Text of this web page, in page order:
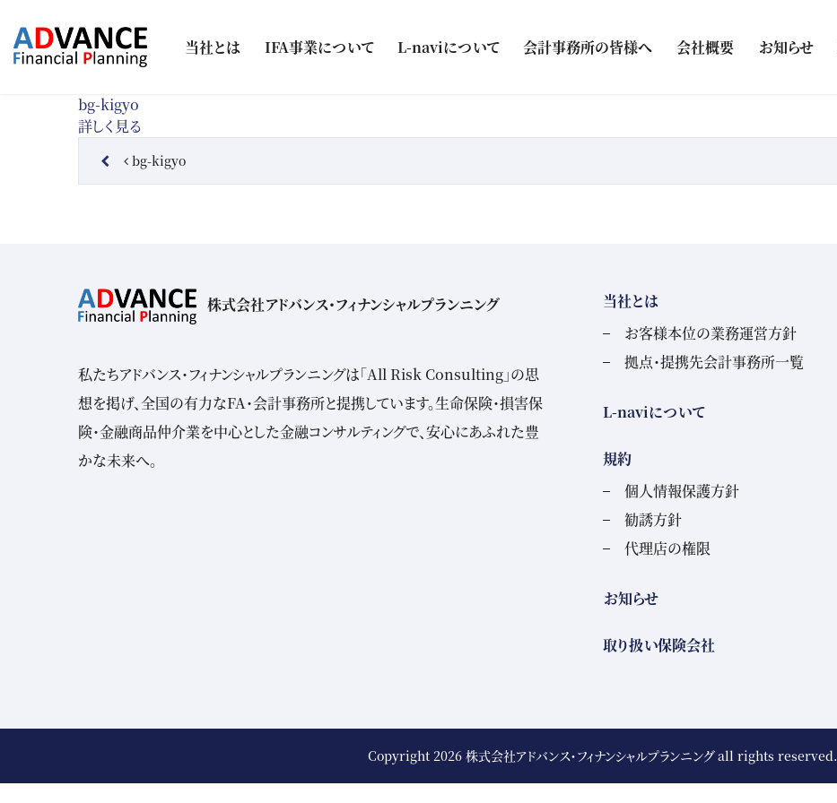
当社とは
IFA事業について L-naviについて 会計事務所の皆様へ 会社概要 お知らせ
bg-kigyo
詳しく見る
投稿ナビゲーション
bg-kigyo
株式会社アドバンス・フィナンシャルプランニング
私たちアドバンス・フィナンシャルプランニングは「All Risk Consulting」の思
想を掲げ、全国の有力なFA・会計事務所と提携しています。生命保険・損害保
険・金融商品仲介業を中心とした金融コンサルティングで、安心にあふれた豊
かな未来へ。
当社とは
お客様本位の業務運営方針
拠点・提携先会計事務所一覧
L-naviについて
規約
個人情報保護方針
勧誘方針
代理店の権限
お知らせ
取り扱い保険会社
Copyright 2026 株式会社アドバンス・フィナンシャルプランニングall rights reserved.